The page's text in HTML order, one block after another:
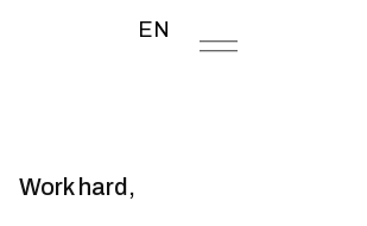
EN
Work hard,